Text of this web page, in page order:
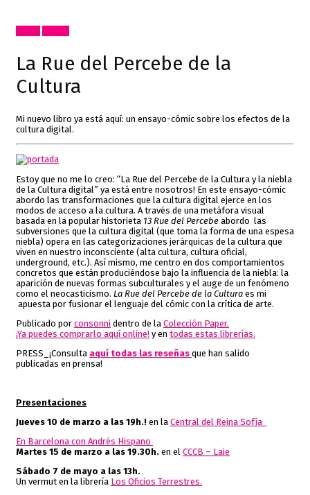
La Rue del Percebe de la
Cultura
Mi nuevo libro ya está aquí: un ensayo-cómic sobre los efectos de la
cultura digital.
Estoy que no me lo creo: “La Rue del Percebe de la Cultura y la niebla
de la Cultura digital” ya está entre nosotros! En este ensayo-cómic
abordo las transformaciones que la cultura digital ejerce en los
modos de acceso a la cultura. A través de una metáfora visual
basada en la popular historieta 13 Rue del Percebe abordo las
subversiones que la cultura digital (que toma la forma de una espesa
niebla) opera en las categorizaciones jerárquicas de la cultura que
viven en nuestro inconsciente (alta cultura, cultura oficial,
underground, etc.). Así mismo, me centro en dos comportamientos
concretos que están produciéndose bajo la influencia de la niebla: la
aparición de nuevas formas subculturales y el auge de un fenómeno
como el neocasticismo. La Rue del Percebe de la Cultura es mi
apuesta por fusionar el lenguaje del cómic con la crítica de arte.
Publicado por consonni dentro de la Colección Paper.
¡Ya puedes comprarlo aquí online! y en todas estas librerías.
PRESS_¡Consulta aquí todas las reseñas que han salido
publicadas en prensa!
Presentaciones
Jueves 10 de marzo a las 19h.! en la Central del Reina Sofía
En Barcelona con Andrés Hispano
Martes 15 de marzo a las 19.30h. en el CCCB – Laie
Sábado 7 de mayo a las 13h.
Un vermut en la librería Los Oficios Terrestres.